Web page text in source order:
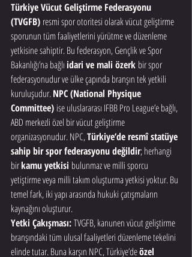
Türkiye Vücut Geliştirme Federasyonu
(TVGFB) resmi spor otoritesi olarak vücut geliştirme
sporunun tüm faaliyetlerini yürütme ve düzenleme
yetkisine sahiptir. Bu federasyon, Gençlik ve Spor
Bakanlığı’na bağlı idari ve mali özerk bir spor
federasyonudur ve ülke çapında branşın tek yetkili
kuruluşudur. NPC (National Physique
Committee) ise uluslararası IFBB Pro League’e bağlı,
ABD merkezli özel bir vücut geliştirme
organizasyonudur. NPC, Türkiye’de resmî statüye
sahip bir spor federasyonu değildir; herhangi
bir kamu yetkisi bulunmaz ve milli sporcu
yetiştirme veya milli takım oluşturma yetkisi yoktur. Bu
temel fark, iki yapı arasında hukuki çatışmaların
kaynağını oluşturur.
Yetki Çakışması: TVGFB, kanunen vücut geliştirme
branşındaki tüm ulusal faaliyetleri düzenleme tekelini
elinde tutar. Buna karşın NPC, Türkiye’de özel